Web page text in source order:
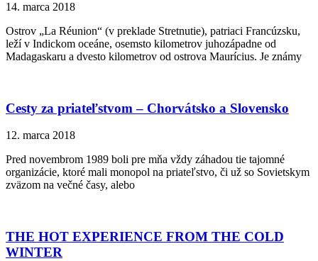
14. marca 2018
Ostrov „La Réunion“ (v preklade Stretnutie), patriaci Francúzsku,
leží v Indickom oceáne, osemsto kilometrov juhozápadne od
Madagaskaru a dvesto kilometrov od ostrova Maurícius. Je známy
Cesty za priateľstvom – Chorvátsko a Slovensko
12. marca 2018
Pred novembrom 1989 boli pre mňa vždy záhadou tie tajomné
organizácie, ktoré mali monopol na priateľstvo, či už so Sovietskym
zväzom na večné časy, alebo
THE HOT EXPERIENCE FROM THE COLD
WINTER